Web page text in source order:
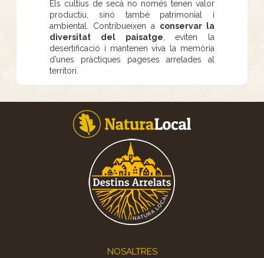
Els cultius de secà no només tenen valor
productiu, sinó també patrimonial i
ambiental. Contribueixen a conservar la
diversitat del paisatge , eviten la
desertificació i mantenen viva la memòria
d’unes pràctiques pageses arrelades al
territori.
NOSALTRES